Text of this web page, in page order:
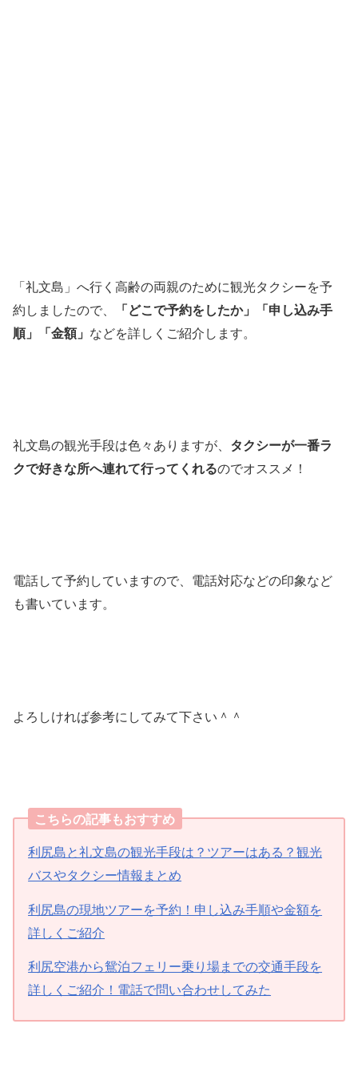
「礼文島」へ行く高齢の両親のために観光タクシーを予
約しましたので、
「どこで予約をしたか」「申し込み手
順」「金額」 などを詳しくご紹介します。
礼文島の観光手段は色々ありますが、 タクシーが一番ラ
クで好きな所へ連れて行ってくれるのでオススメ！
電話して予約していますので、電話対応などの印象など
も書いています。
よろしければ参考にしてみて下さい＾＾
こちらの記事もおすすめ
利尻島と礼文島の観光手段は？ツアーはある？観光
バスやタクシー情報まとめ
利尻島の現地ツアーを予約！申し込み手順や金額を
詳しくご紹介
利尻空港から鴛泊フェリー乗り場までの交通手段を
詳しくご紹介！電話で問い合わせしてみた